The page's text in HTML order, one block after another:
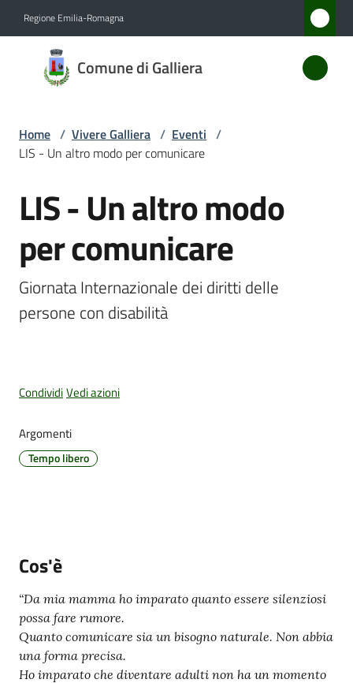
Regione Emilia-Romagna
Comune di Galliera
Comune
di
Novità
Servizi
Vivere
Galliera
Trasparente
su
Home / Vivere Galliera / Eventi /
LIS - Un altro modo per comunicare
Salta al contenuto
LIS - Un altro modo
per comunicare
Giornata Internazionale dei diritti delle
persone con disabilità
CondividiVedi azioni
Argomenti
Tempo libero
Cos'è
“Da mia mamma ho imparato quanto essere silenziosi
possa fare rumore.
Quanto comunicare sia un bisogno naturale. Non abbia
una forma precisa.
Ho imparato che diventare adulti non ha un momento